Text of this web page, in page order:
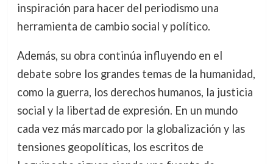
inspiración para hacer del periodismo una
herramienta de cambio social y político.
Además, su obra continúa influyendo en el
debate sobre los grandes temas de la humanidad,
como la guerra, los derechos humanos, la justicia
social y la libertad de expresión. En un mundo
cada vez más marcado por la globalización y las
tensiones geopolíticas, los escritos de